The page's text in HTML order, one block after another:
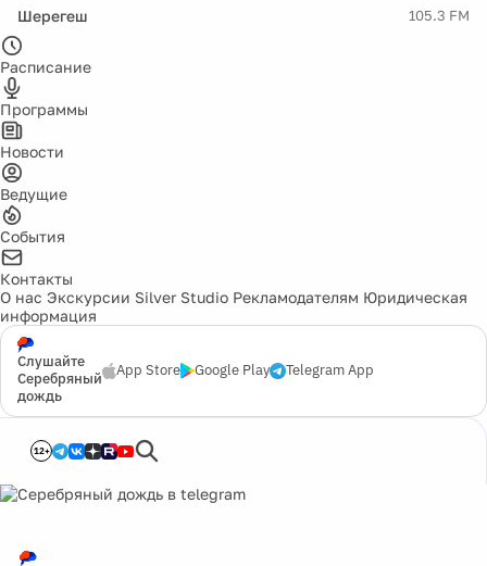
Шерегеш 105.3 FM
Расписание
Программы
Новости
Ведущие
События
Контакты
О нас Экскурсии Silver Studio Рекламодателям Юридическая
информация
Слушайте
Серебряный
дождь
App Store Google Play Telegram App
12+